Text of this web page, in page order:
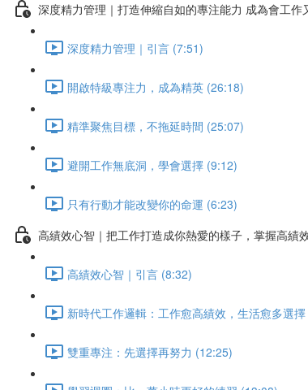
深度精力管理｜打造伸縮自如的專注能力 成為會工
深度精力管理｜引言 (7:51)
開啟特級專注力，成為精英 (26:18)
精準聚焦目標，不拖延時間 (25:07)
避開工作無底洞，學會選擇 (9:12)
只有行動才能改變你的命運 (6:23)
高績效心智｜把工作打造成你熱愛的樣子，掌握高績
高績效心智｜引言 (8:32)
新時代工作邏輯：工作愈高績效，生活愈多選
雙重專注：先選擇再努力 (12:25)